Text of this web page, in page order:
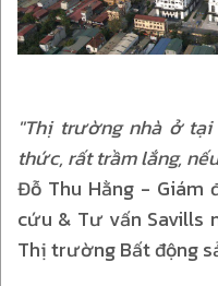
"Thị trường nhà ở tại
thức, rất trầm lắng,
Đỗ Thu Hằng - Giám
cứu & Tư vấn Savills
Thị trường Bất động